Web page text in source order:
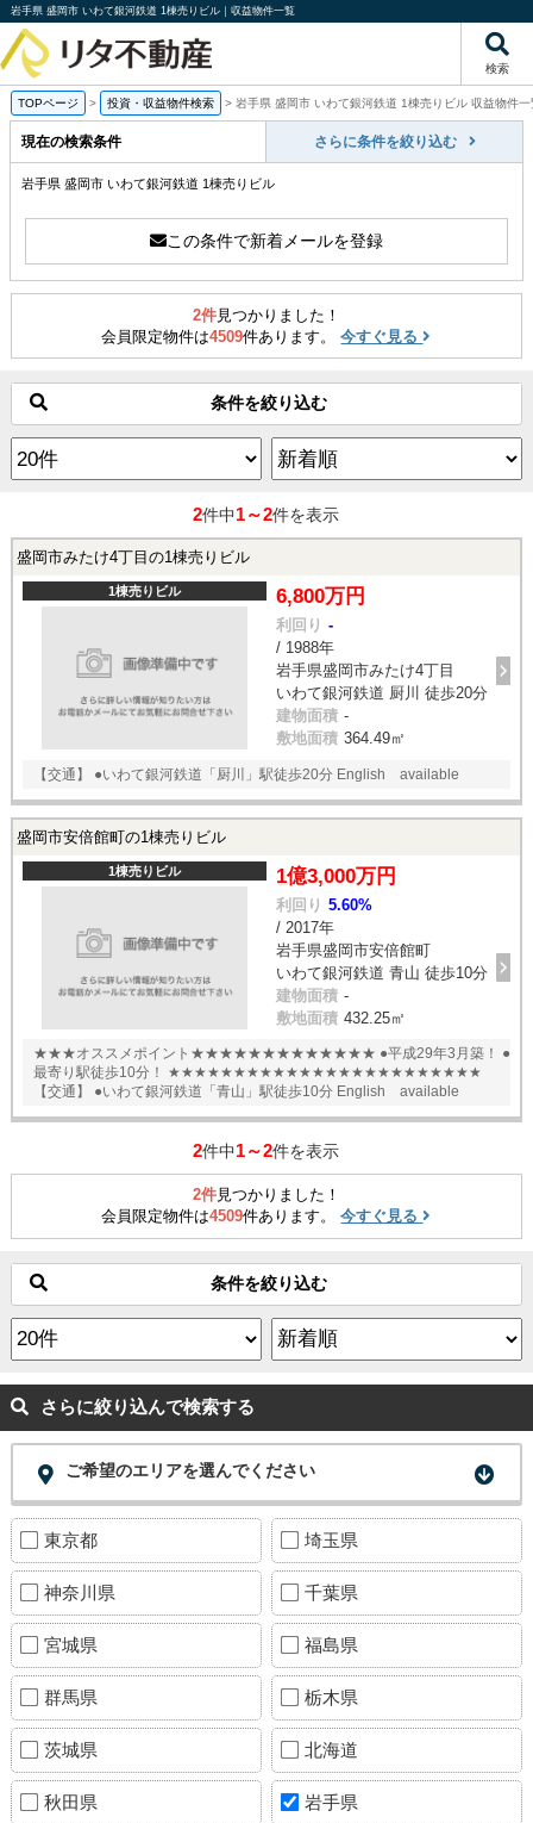
岩手県 盛岡市 いわて銀河鉄道 1棟売りビル｜収益物件一覧
検索
TOPページ > 投資・収益物件検索 > 岩手県 盛岡市 いわて銀河鉄道 1棟売りビル 収益物件一
現在の検索条件 さらに条件を絞り込む
岩手県 盛岡市 いわて銀河鉄道 1棟売りビル
この条件で新着メールを登録
2件見つかりました！
会員限定物件は4509件あります。今すぐ見る
条件を絞り込む
2件中1～2件を表示
盛岡市みたけ4丁目の1棟売りビル
1棟売りビル 6,800万円
利回り -
/ 1988年
岩手県盛岡市みたけ4丁目
いわて銀河鉄道 厨川 徒歩20分
建物面積 -
敷地面積 364.49㎡
【交通】 ●いわて銀河鉄道「厨川」駅徒歩20分 English available
盛岡市安倍館町の1棟売りビル
1棟売りビル 1億3,000万円
利回り 5.60%
/ 2017年
岩手県盛岡市安倍館町
いわて銀河鉄道 青山 徒歩10分
建物面積 -
敷地面積 432.25㎡
★★★オススメポイント★★★★★★★★★★★★★ ●平成29年3月築！ ●
最寄り駅徒歩10分！ ★★★★★★★★★★★★★★★★★★★★★★★★
【交通】 ●いわて銀河鉄道「青山」駅徒歩10分 English available
2件中1～2件を表示
2件見つかりました！
会員限定物件は4509件あります。今すぐ見る
条件を絞り込む
さらに絞り込んで検索する
ご希望のエリアを選んでください
東京都 埼玉県
神奈川県 千葉県
宮城県 福島県
群馬県 栃木県
茨城県 北海道
秋田県 岩手県